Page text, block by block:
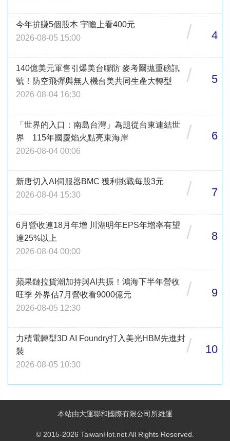
今年拚賺5個股本 宇瞻上看400元
2026-08-05 15:00
/ 4
140億美元軍售引爆美台聯防 麥考爾拋重磅訊
號！防空飛彈與無人機台美共同生產大轉型
2026-08-04 16:30
/ 5
「世界的入口：南島台灣」為題從台東連結世
界 115年國慶焰火點亮東海岸
2026-08-04 00:06
/ 6
新唐切入AI伺服器BMC 獲利挑戰每股3元
2026-08-04 15:30
/ 7
6月營收連18月年增 川湖明年EPS年增率有望
達25%以上
2026-08-04 00:00
/ 8
蘋果鏈拉貨潮加持與AI共振！鴻海下半年營收
旺季 外界估7月營收看9000億元
2026-08-05 12:30
/ 9
力積電轉型3D AI Foundry打入美光HBM先進封
裝
2026-08-05 10:30
/ 10
本站由大運聯和國際有限公司所維運
© 2015-2026 TaiwanHot.net All Rights Reserved.